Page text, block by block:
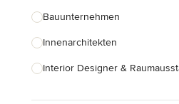
Bauunternehmen
Innenarchitekten
Interior Designer &